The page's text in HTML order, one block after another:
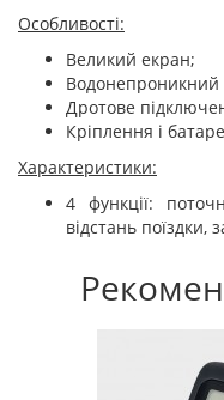
Особливості:
Великий екран;
Водонепроникний
Дротове
Кріплення і
Характеристики:
4 функції:
відстань поїздки,